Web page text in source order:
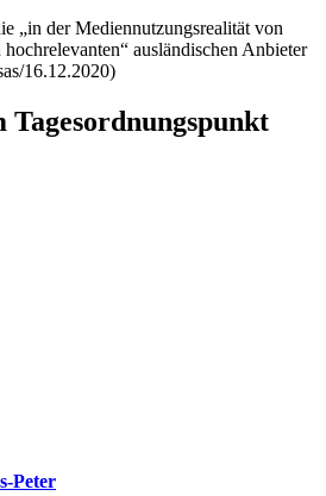
„in der Mediennutzungsrealität von
ausländischen Anbieter
16.12.2020)
Tagesordnungspunkt
Peter